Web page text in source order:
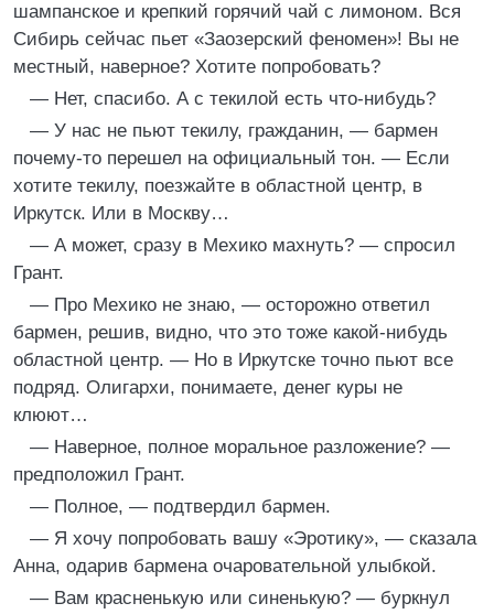
шампанское и крепкий горячий чай с лимоном. Вся
Сибирь сейчас пьет «Заозерский феномен»! Вы не
местный, наверное? Хотите попробовать?
— Нет, спасибо. А с текилой есть что-нибудь?
— У нас не пьют текилу, гражданин, — бармен
почему-то перешел на официальный тон. — Если
хотите текилу, поезжайте в областной центр, в
Иркутск. Или в Москву…
— А может, сразу в Мехико махнуть? — спросил
Грант.
— Про Мехико не знаю, — осторожно ответил
бармен, решив, видно, что это тоже какой-нибудь
областной центр. — Но в Иркутске точно пьют все
подряд. Олигархи, понимаете, денег куры не
клюют…
— Наверное, полное моральное разложение? —
предположил Грант.
— Полное, — подтвердил бармен.
— Я хочу попробовать вашу «Эротику», — сказала
Анна, одарив бармена очаровательной улыбкой.
— Вам красненькую или синенькую? — буркнул